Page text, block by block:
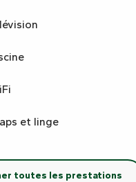
et linge
toutes les prestations